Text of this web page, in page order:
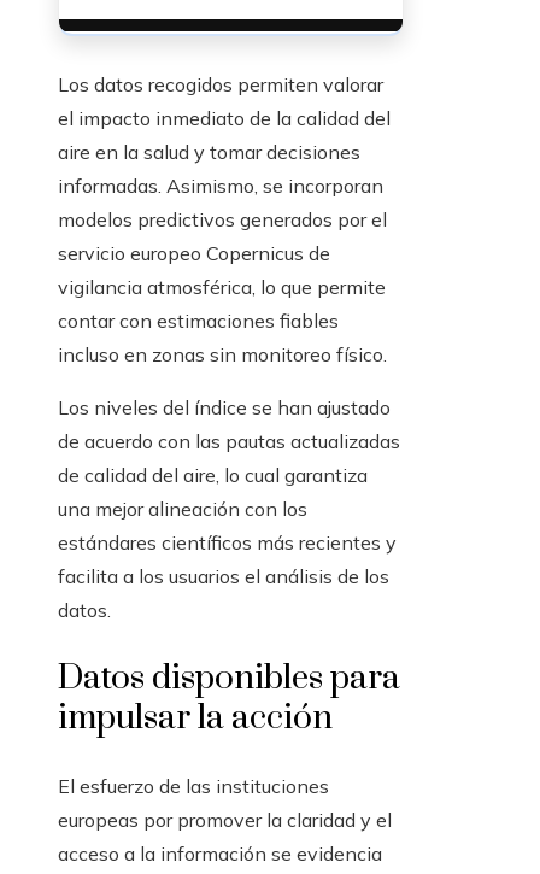
Los datos recogidos permiten valorar
el impacto inmediato de la calidad del
aire en la salud y tomar decisiones
informadas. Asimismo, se incorporan
modelos predictivos generados por el
servicio europeo Copernicus de
vigilancia atmosférica, lo que permite
contar con estimaciones fiables
incluso en zonas sin monitoreo físico.
Los niveles del índice se han ajustado
de acuerdo con las pautas actualizadas
de calidad del aire, lo cual garantiza
una mejor alineación con los
estándares científicos más recientes y
facilita a los usuarios el análisis de los
datos.
Datos disponibles para
impulsar la acción
El esfuerzo de las instituciones
europeas por promover la claridad y el
acceso a la información se evidencia